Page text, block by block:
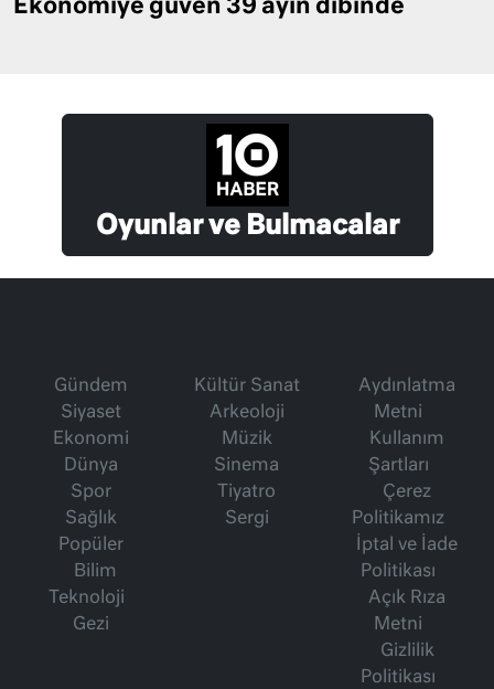
Ekonomiye güven 39 ayın dibinde
Oyunlar ve Bulmacalar
Gündem
Siyaset
Ekonomi
Dünya
Spor
Sağlık
Popüler
Bilim
Teknoloji
Gezi
Kültür Sanat
Arkeoloji
Müzik
Sinema
Tiyatro
Sergi
Aydınlatma
Metni
Kullanım
Şartları
Çerez
Politikamız
İptal ve İade
Politikası
Açık Rıza
Metni
Gizlilik
Politikası